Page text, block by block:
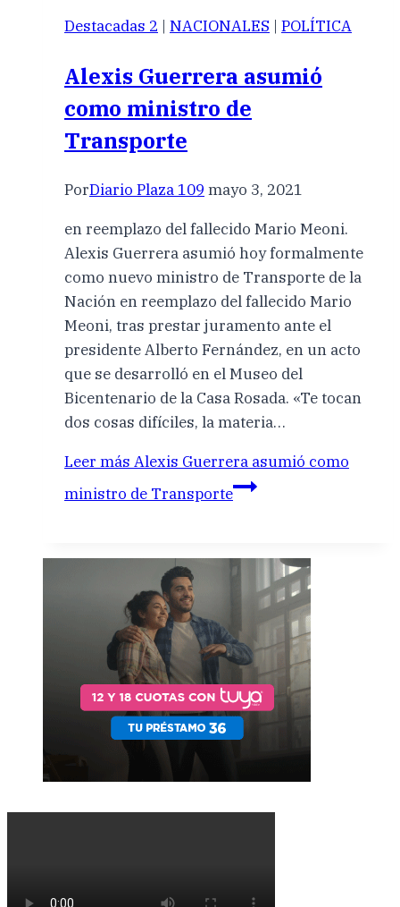
Destacadas 2 | NACIONALES | POLÍTICA
Alexis Guerrera asumió
como ministro de
Transporte
PorDiario Plaza 109 mayo 3, 2021
en reemplazo del fallecido Mario Meoni.
Alexis Guerrera asumió hoy formalmente
como nuevo ministro de Transporte de la
Nación en reemplazo del fallecido Mario
Meoni, tras prestar juramento ante el
presidente Alberto Fernández, en un acto
que se desarrolló en el Museo del
Bicentenario de la Casa Rosada. «Te tocan
dos cosas difíciles, la materia…
Leer más Alexis Guerrera asumió como
ministro de Transporte